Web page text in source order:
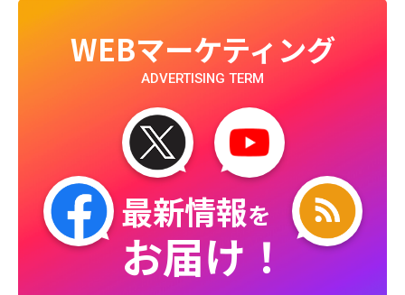
WEBマーケティング
ADVERTISING TERM
最新情報を
お届け！